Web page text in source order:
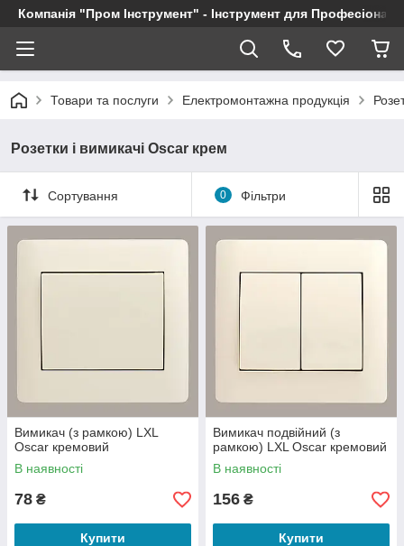
Компанія "Пром Інструмент" - Інструмент для
Товари та послуги Електромонтажна продукція
Розетки і вимикачі Oscar крем
Сортування 0 Фільтри
Вимикач (з рамкою) LXL
Oscar кремовий
В наявності
78 ₴
Купити
Вимикач подвійний (з
рамкою) LXL Oscar кремовий
В наявності
156 ₴
Купити